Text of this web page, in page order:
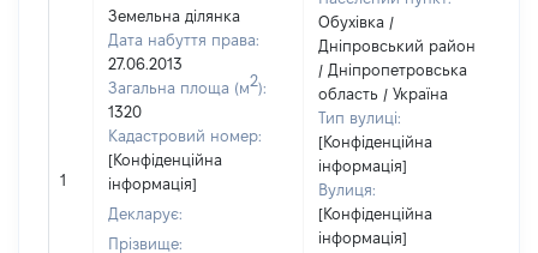
1
Земельна ділянка
Дата набуття права:
27.06.2013
Загальна площа (м2):
1320
Кадастровий номер:
[Конфіденційна
інформація]
Декларує:
Прізвище:
Обухівка /
Дніпровський район
/ Дніпропетровська
область / Україна
Тип вулиці:
[Конфіденційна
інформація]
Вулиця:
[Конфіденційна
інформація]